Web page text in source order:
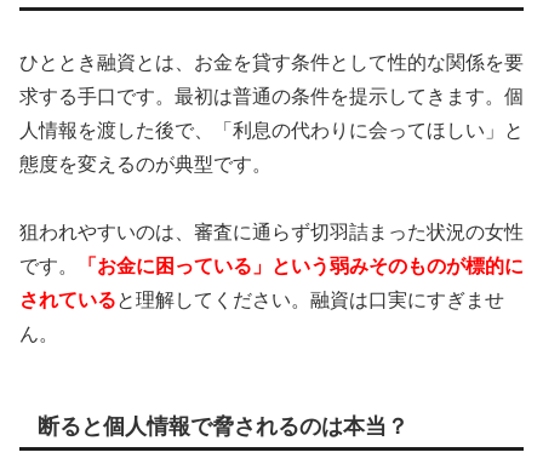
ひととき融資とは、お金を貸す条件として性的な関係を要
求する手口です。最初は普通の条件を提示してきます。個
人情報を渡した後で、「利息の代わりに会ってほしい」と
態度を変えるのが典型です。
狙われやすいのは、審査に通らず切羽詰まった状況の女性
です。
「お金に困っている」という弱みそのものが標的に
されていると理解してください。融資は口実にすぎませ
ん。
断ると個人情報で脅されるのは本当？